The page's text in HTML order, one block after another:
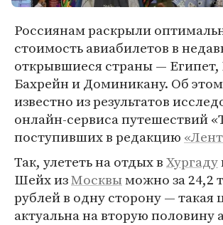
Россиянам раскрыли
стоимость авиабилетов в
открывшиеся страны —
Бахрейн и Доминикану. Об
известно из результатов
онлайн-сервиса путешествий
поступивших в редакцию
Так, улететь на отдых вХургаду
Шейх изМосквыможно за 24,2
рублей в одну сторону — такая
актуальна на вторую половину